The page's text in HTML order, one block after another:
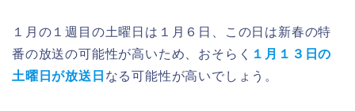
１月の１週目の土曜日は１月６日、この日は新春の特
番の放送の可能性が高いため、おそらく １月１３日の
土曜日が放送日 なる可能性が高いでしょう。